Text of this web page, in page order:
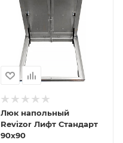
Люк напольный
Revizor Лифт Стандарт
90x90